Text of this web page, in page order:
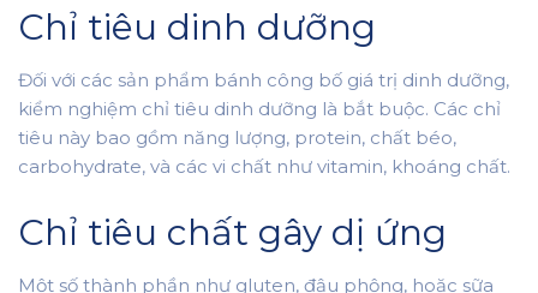
Chỉ tiêu dinh dưỡng
Đối với các sản phẩm bánh công bố giá trị dinh dưỡng,
kiểm nghiệm chỉ tiêu dinh dưỡng là bắt buộc. Các chỉ
tiêu này bao gồm năng lượng, protein, chất béo,
carbohydrate, và các vi chất như vitamin, khoáng chất.
Chỉ tiêu chất gây dị ứng
Một số thành phần như gluten, đậu phộng, hoặc sữa